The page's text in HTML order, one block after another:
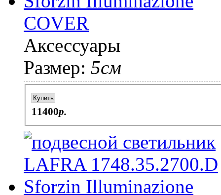
COVER
Аксессуары
Размер: 5см
Купить
11400p.